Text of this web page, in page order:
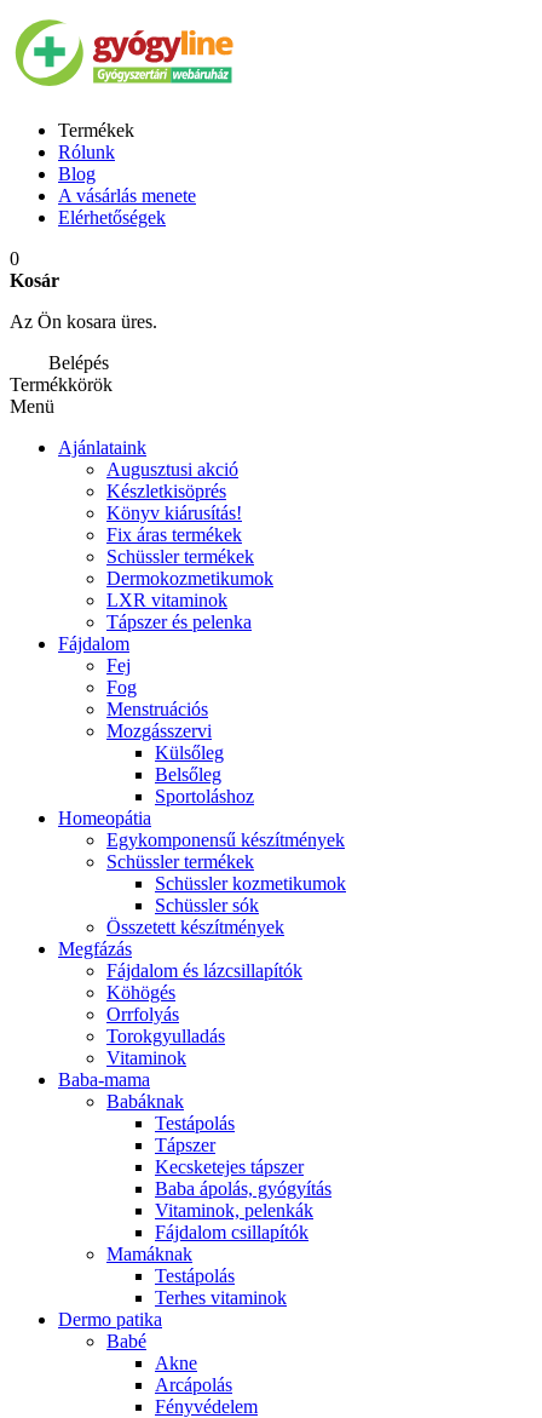
Termékek
Rólunk
Blog
A vásárlás menete
Elérhetőségek
0
Kosár
Az Ön kosara üres.
Belépés
Termékkörök
Menü
Ajánlataink
Augusztusi akció
Készletkisöprés
Könyv kiárusítás!
Fix áras termékek
Schüssler termékek
Dermokozmetikumok
LXR vitaminok
Tápszer és pelenka
Fájdalom
Fej
Fog
Menstruációs
Mozgásszervi
Külsőleg
Belsőleg
Sportoláshoz
Homeopátia
Egykomponensű készítmények
Schüssler termékek
Schüssler kozmetikumok
Schüssler sók
Összetett készítmények
Megfázás
Fájdalom és lázcsillapítók
Köhögés
Orrfolyás
Torokgyulladás
Vitaminok
Baba-mama
Babáknak
Testápolás
Tápszer
Kecsketejes tápszer
Baba ápolás, gyógyítás
Vitaminok, pelenkák
Fájdalom csillapítók
Mamáknak
Testápolás
Terhes vitaminok
Dermo patika
Babé
Akne
Arcápolás
Fényvédelem